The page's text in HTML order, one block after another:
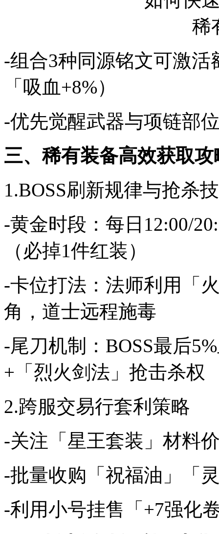
-组合3种同源铭文可激活
「吸血+8%）
-优先觉醒武器与项链部
三、稀有装备高效获取攻
1.BOSS刷新规律与抢杀
-黄金时段：每日12:00/
（必掉1件红装）
-卡位打法：法师利用「
角，道士远程施毒
-尾刀机制：BOSS最后
+「烈火剑法」抢击杀权
2.跨服交易行套利策略
-关注「星王套装」材料
-批量收购「祝福油」「
-利用小号挂售「+7强化